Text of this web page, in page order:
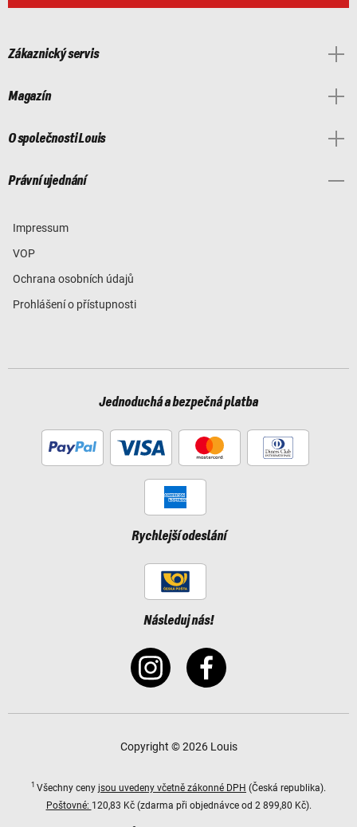
Zákaznický servis
Magazín
O společnosti Louis
Právní ujednání
Impressum
VOP
Ochrana osobních údajů
Prohlášení o přístupnosti
Jednoduchá a bezpečná platba
Rychlejší odeslání
Následuj nás!
Copyright © 2026 Louis
1 Všechny ceny jsou uvedeny včetně zákonné DPH (Česká republika).
Poštovné: 120,83 Kč (zdarma při objednávce od 2 899,80 Kč).